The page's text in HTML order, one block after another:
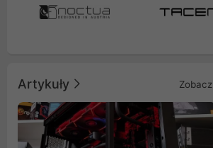
Artykuły